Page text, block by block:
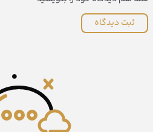
ثبت دیدگاه